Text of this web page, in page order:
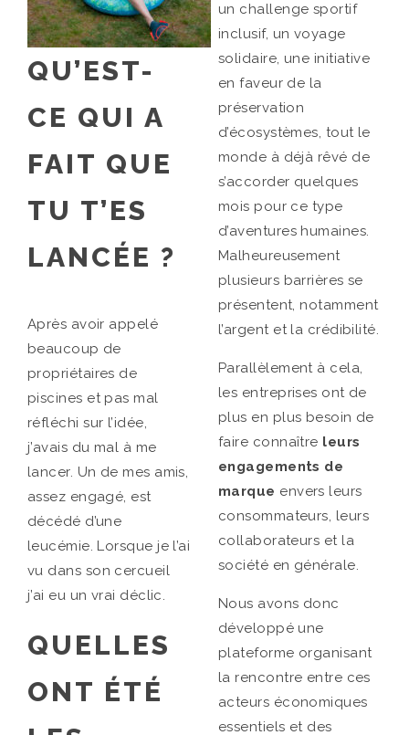
QU’EST-
CE QUI A
FAIT QUE
TU T’ES
LANCÉE ?
Après avoir appelé
beaucoup de
propriétaires de
piscines et pas mal
réfléchi sur l’idée,
j’avais du mal à me
lancer. Un de mes amis,
assez engagé, est
décédé d’une
leucémie. Lorsque je l’ai
vu dans son cercueil
j’ai eu un vrai déclic.
QUELLES
ONT ÉTÉ
un challenge sportif
inclusif, un voyage
solidaire, une initiative
en faveur de la
préservation
d’écosystèmes, tout le
monde à déjà rêvé de
s’accorder quelques
mois pour ce type
d’aventures humaines.
Malheureusement
plusieurs barrières se
présentent, notamment
l’argent et la crédibilité.
Parallèlement à cela,
les entreprises ont de
plus en plus besoin de
faire connaître leurs
engagements de
marque envers leurs
consommateurs, leurs
collaborateurs et la
société en générale.
Nous avons donc
développé une
plateforme organisant
la rencontre entre ces
acteurs économiques
essentiels et des